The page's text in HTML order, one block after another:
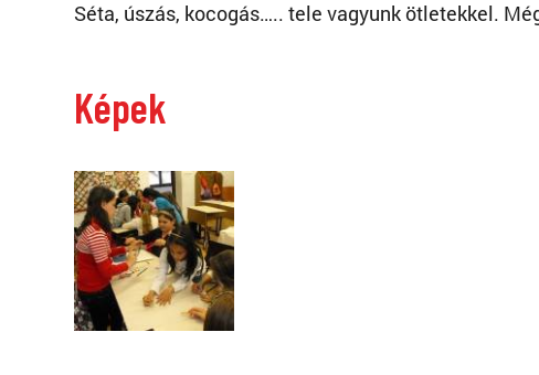
Séta, úszás, kocogás….. tele vagyunk ötletekkel.
Képek